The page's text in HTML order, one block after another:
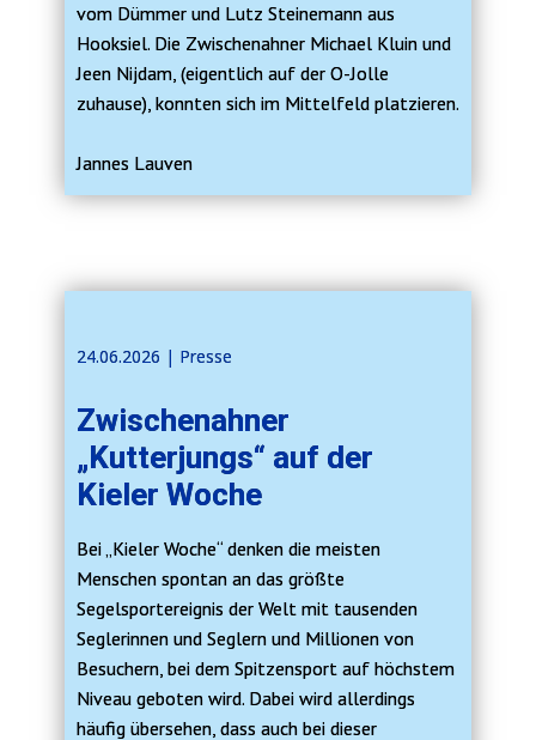
vom Dümmer und Lutz Steinemann aus
Hooksiel. Die Zwischenahner Michael Kluin und
Jeen Nijdam, (eigentlich auf der O-Jolle
zuhause), konnten sich im Mittelfeld platzieren.
Jannes Lauven
24.06.2026 | ​​Presse
Zwischenahner
„Kutterjungs“ auf der
Kieler Woche
Bei „Kieler Woche“ denken die meisten
Menschen spontan an das größte
Segelsportereignis der Welt mit tausenden
Seglerinnen und Seglern und Millionen von
Besuchern, bei dem Spitzensport auf höchstem
Niveau geboten wird. Dabei wird allerdings
häufig übersehen, dass auch bei dieser